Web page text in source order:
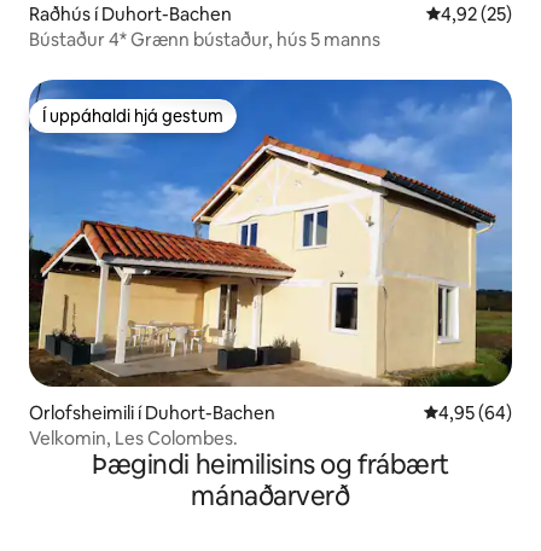
Raðhús í Duhort-Bachen 4,92 af 5 í
4,92 (25)
Bústaður 4* Grænn bústaður, hús 5 manns
Í uppáhaldi hjá gestum
Í uppáhaldi hjá gestum
Orlofsheimili í Duhort-Bachen 4,95 af 5 í
4,95 (64)
Velkomin, Les Colombes.
Þægindi heimilisins og frábært
mánaðarverð